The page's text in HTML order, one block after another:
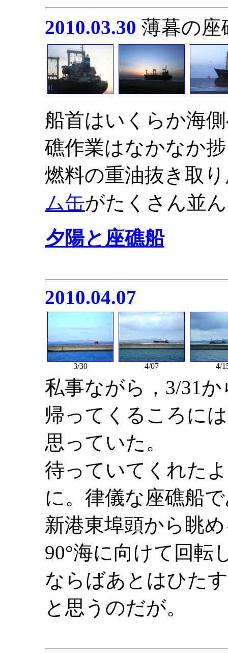
2010.03.30 薄暮の座
船首はいくらか海
礁作業はなかなか
燃料の重油抜き取
ム缶がたくさん並
夕陽と座礁船
2010.04.07
3/30 4/07 4/
私事ながら，3/31
帰ってくるころに
思っていた。
待っていてくれた
に。律儀な座礁船
新港東埠頭から眺
90°海に向けて回転
ならばあとはひた
と思うのだが。